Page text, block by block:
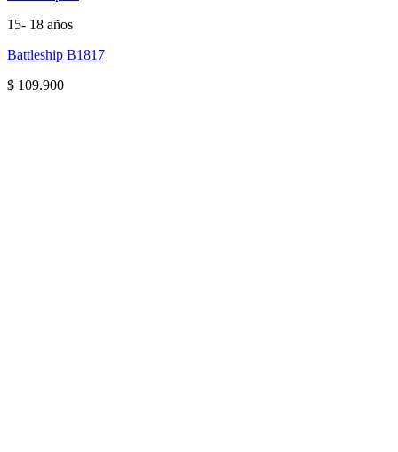
15- 18 años
Battleship B1817
$ 109.900